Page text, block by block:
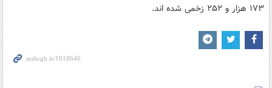
۱۷۳ هزار و ۲۵۲ زخمی شده اند.